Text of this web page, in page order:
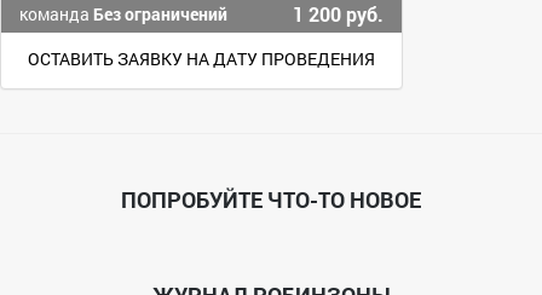
команда Без ограничений 1 200 руб.
ОСТАВИТЬ ЗАЯВКУ НА ДАТУ ПРОВЕДЕНИЯ
ПОПРОБУЙТЕ ЧТО-ТО НОВОЕ